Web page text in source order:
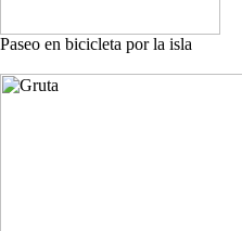
Paseo en bicicleta por la isla